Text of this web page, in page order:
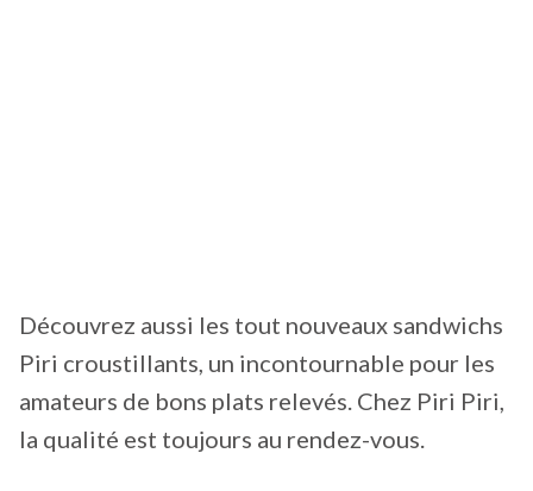
Découvrez aussi les tout nouveaux sandwichs
Piri croustillants, un incontournable pour les
amateurs de bons plats relevés. Chez Piri Piri,
la qualité est toujours au rendez-vous.